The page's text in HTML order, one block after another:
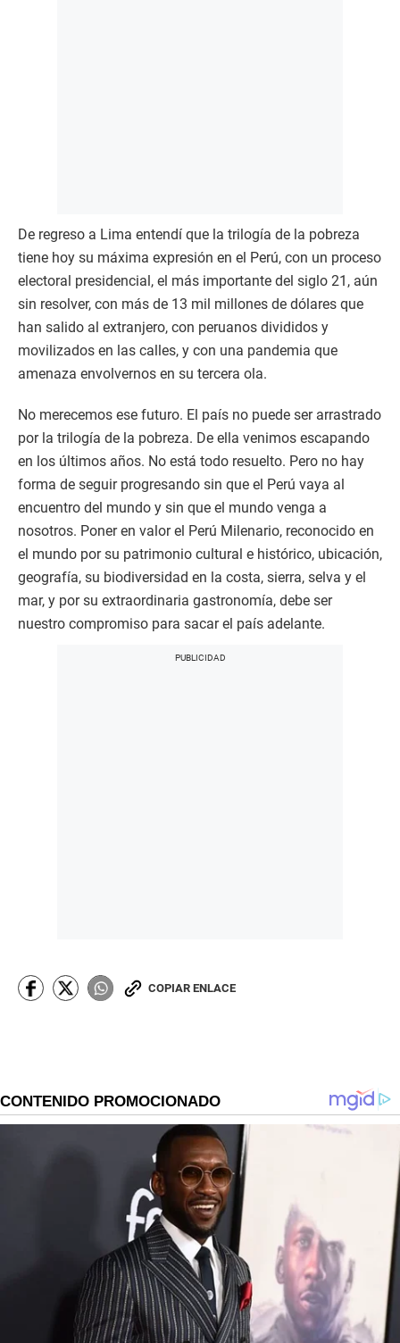
De regreso a Lima entendí que la trilogía de la pobreza
tiene hoy su máxima expresión en el Perú, con un proceso
electoral presidencial, el más importante del siglo 21, aún
sin resolver, con más de 13 mil millones de dólares que
han salido al extranjero, con peruanos divididos y
movilizados en las calles, y con una pandemia que
amenaza envolvernos en su tercera ola.
No merecemos ese futuro. El país no puede ser arrastrado
por la trilogía de la pobreza. De ella venimos escapando
en los últimos años. No está todo resuelto. Pero no hay
forma de seguir progresando sin que el Perú vaya al
encuentro del mundo y sin que el mundo venga a
nosotros. Poner en valor el Perú Milenario, reconocido en
el mundo por su patrimonio cultural e histórico, ubicación,
geografía, su biodiversidad en la costa, sierra, selva y el
mar, y por su extraordinaria gastronomía, debe ser
nuestro compromiso para sacar el país adelante.
COPIAR ENLACE